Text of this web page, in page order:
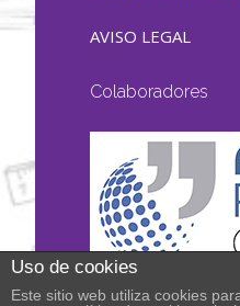
AVISO LEGAL
Colaboradores
Uso de cookies
Este sitio web utiliza cookies